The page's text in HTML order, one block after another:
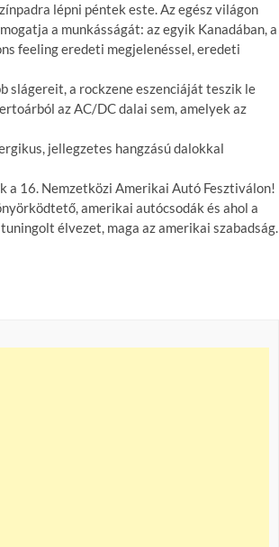
lépni péntek este. Az egész világon
a munkásságát: az egyik Kanadában, a
feeling eredeti megjelenéssel, eredeti
slágereit, a rockzene eszenciáját teszik le
az AC/DC dalai sem, amelyek az
jellegzetes hangzású dalokkal
a 16. Nemzetközi Amerikai Autó Fesztiválon!
amerikai autócsodák és ahol a
élvezet, maga az amerikai szabadság.